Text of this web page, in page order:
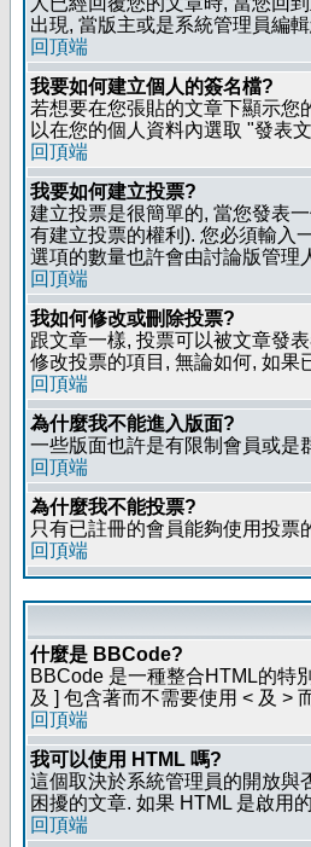
出現, 當版主或是系統管理員編
回頂端
我要如何建立個人的簽名檔?
若想要在您張貼的文章下顯示您
以在您的個人資料內選取 "發表
回頂端
我要如何建立投票?
建立投票是很簡單的, 當您發表
有建立投票的權利). 您必須輸入
選項的數量也許會由討論版管理
回頂端
我如何修改或刪除投票?
跟文章一樣, 投票可以被文章發
修改投票的項目, 無論如何, 如
回頂端
為什麼我不能進入版面?
一些版面也許是有限制會員或是
回頂端
為什麼我不能投票?
只有已註冊的會員能夠使用投
回頂端
什麼是 BBCode?
BBCode 是一種整合HTML的特
及 ] 包含著而不需要使用 < 及 >
回頂端
我可以使用 HTML 嗎?
這個取決於系統管理員的開放與
困擾的文章. 如果 HTML 是啟用
回頂端